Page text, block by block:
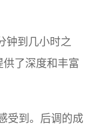
钟到几小时之
了深度和丰富
受到。后调的成